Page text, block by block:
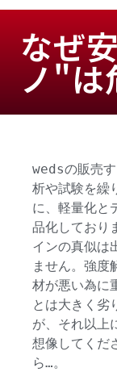
なぜ
ノ"は
wedsの販売
析や試験を繰
に、軽量化と
品化しており
インの真似は
ません。強度
材が悪い為に
とは大きく劣
が、それ以上
想像してくだ
ら…。